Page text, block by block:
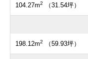
104.27m2 （31.54坪）
198.12m2 （59.93坪）